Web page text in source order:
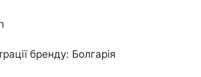
бренду: Болгарія